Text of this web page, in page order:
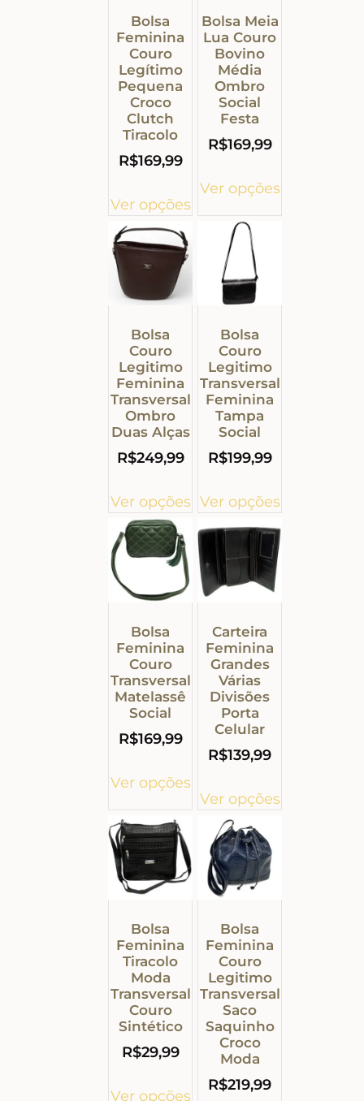
Bolsa
Feminina
Couro
Legítimo
Pequena
Croco
Clutch
Tiracolo
R$169,99
Ver opções
Bolsa Meia
Lua Couro
Bovino
Média
Ombro
Social
Festa
R$169,99
Ver opções
Bolsa
Couro
Legitimo
Feminina
Transversal
Ombro
Duas Alças
R$249,99
Ver opções
Bolsa
Couro
Legitimo
Transversal
Feminina
Tampa
Social
R$199,99
Ver opções
Bolsa
Feminina
Couro
Transversal
Matelassê
Social
R$169,99
Ver opções
Carteira
Feminina
Grandes
Várias
Divisões
Porta
Celular
R$139,99
Ver opções
Bolsa
Feminina
Tiracolo
Moda
Transversal
Couro
Sintético
R$29,99
Ver opções
Bolsa
Feminina
Couro
Legitimo
Transversal
Saco
Saquinho
Croco
Moda
R$219,99